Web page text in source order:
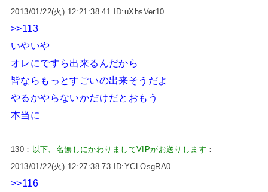
2013/01/22(火) 12:21:38.41 ID:uXhsVer10
>>113
いやいや
オレにですら出来るんだから
皆ならもっとすごいの出来そうだよ
やるかやらないかだけだとおもう
本当に
130： 以下、名無しにかわりましてVIPがお送りします ：
2013/01/22(火) 12:27:38.73 ID:YCLOsgRA0
>>116